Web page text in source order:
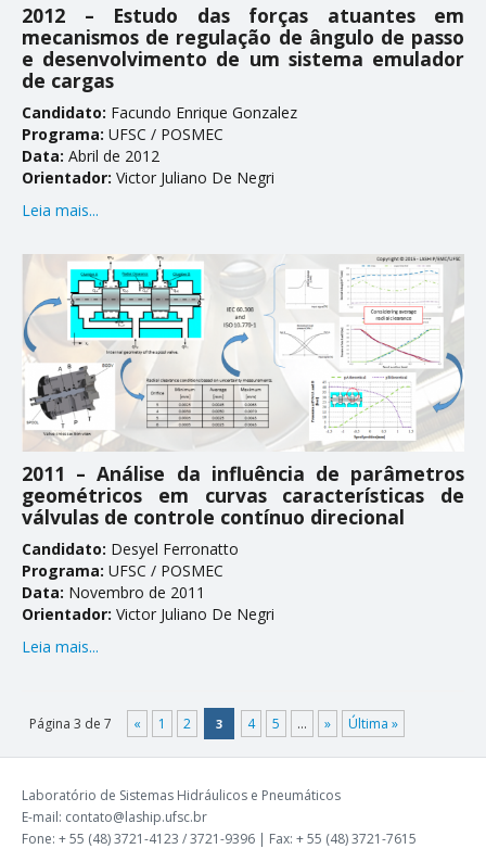
2012 – Estudo das forças atuantes em
mecanismos de regulação de ângulo de passo
e desenvolvimento de um sistema emulador
de cargas
Candidato: Facundo Enrique Gonzalez
Programa: UFSC / POSMEC
Data: Abril de 2012
Orientador: Victor Juliano De Negri
Leia mais...
2011 – Análise da influência de parâmetros
geométricos em curvas características de
válvulas de controle contínuo direcional
Candidato: Desyel Ferronatto
Programa: UFSC / POSMEC
Data: Novembro de 2011
Orientador: Victor Juliano De Negri
Leia mais...
Página 3 de 7 « 1 2 3 4 5 ... » Última »
Laboratório de Sistemas Hidráulicos e Pneumáticos
E-mail: contato@laship.ufsc.br
Fone: + 55 (48) 3721-4123 / 3721-9396 | Fax: + 55 (48) 3721-7615